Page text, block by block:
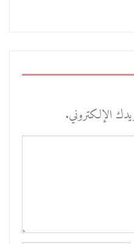
الإلكتروني.